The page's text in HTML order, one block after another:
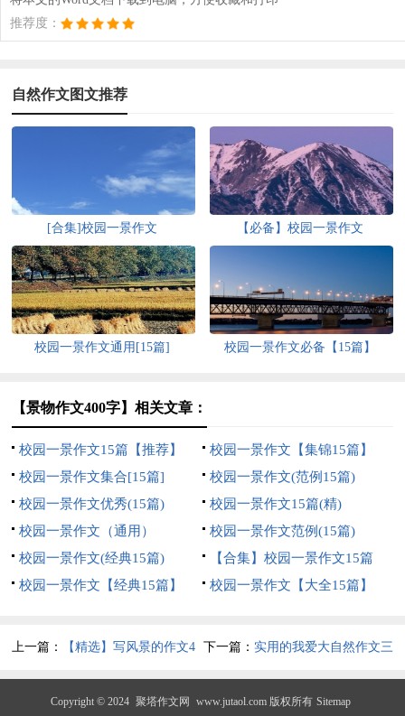
推荐度：
自然作文图文推荐
[合集]校园一景作文 【必备】校园一景作文
校园一景作文通用[15篇] 校园一景作文必备【15篇】
【景物作文400字】相关文章：
校园一景作文15篇【推荐】
校园一景作文【集锦15篇】
校园一景作文集合[15篇]
校园一景作文(范例15篇)
校园一景作文优秀(15篇)
校园一景作文15篇(精)
校园一景作文（通用）
校园一景作文范例(15篇)
校园一景作文(经典15篇)
【合集】校园一景作文15篇
校园一景作文【经典15篇】
校园一景作文【大全15篇】
上一篇： 【精选】写风景的作文4 下一篇： 实用的我爱大自然作文三
Copyright © 2024 聚塔作文网 www.jutaol.com 版权所有 Sitemap